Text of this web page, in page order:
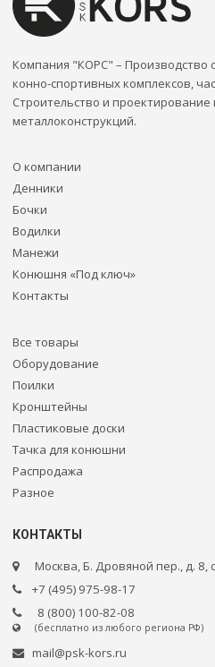
Компания "КОРС" – Производство
конно-спортивных комплексов,
Строительство и
металлоконструкций.
О компании
Денники
Бочки
Водилки
Манежи
Конюшня «Под ключ»
Контакты
Все товары
Оборудование
Поилки
Кронштейны
Пластиковые доски
Тачка для конюшни
Распродажа
Разное
КОНТАКТЫ
Москва, Б. Дровяной пер., д. 8,
+7 (495) 975-98-17
8 (800) 100-82-08
(бесплатно из любого региона РФ)
mail@psk-kors.ru